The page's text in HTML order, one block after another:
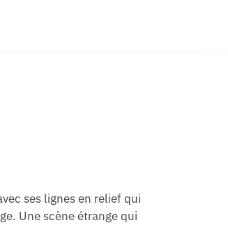
ses lignes en relief qui
Une scène étrange qui